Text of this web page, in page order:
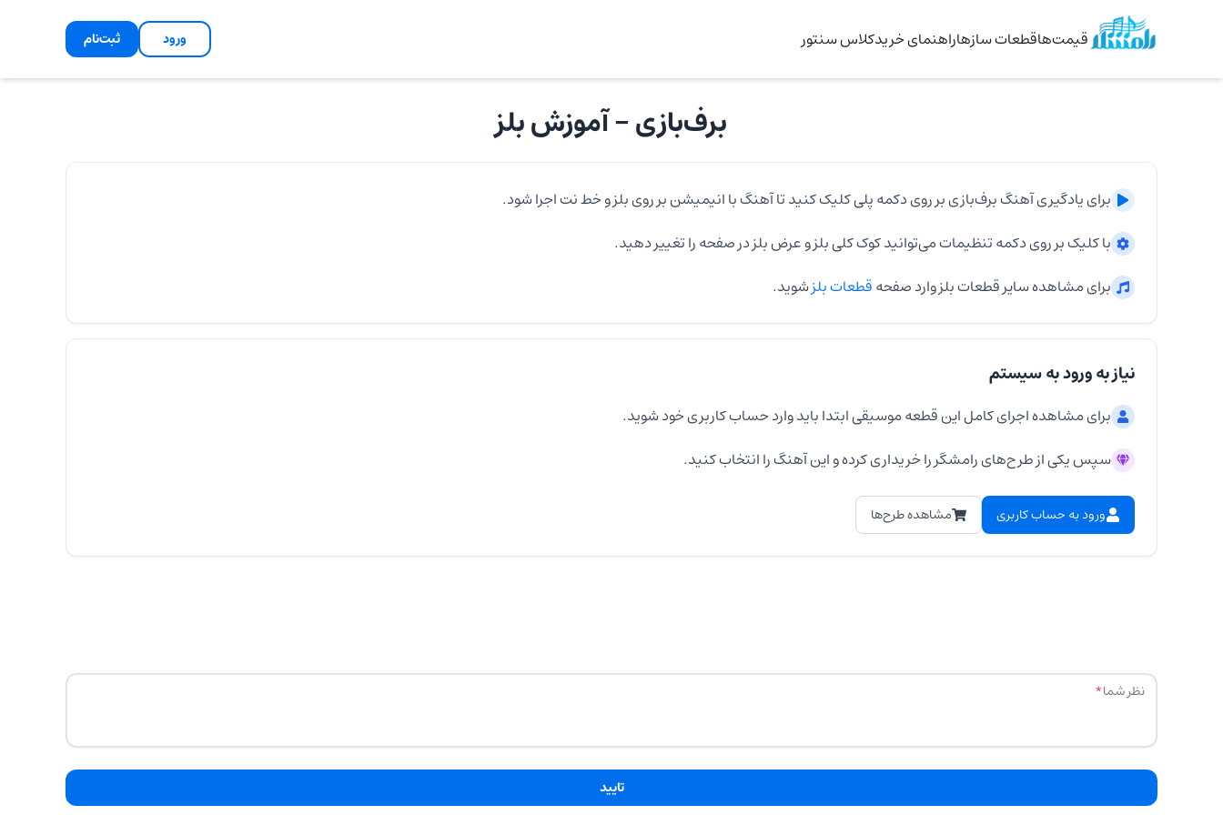
قیمت‌هاقطعات سازهاراهنمای خریدکلاس سنتور ورود ثبت‌نام
برف‌بازی- آموزشبلز
برای یادگیری آهنگبرف‌بازیبر روی دکمه پلی کلیک کنید تا آهنگ با انیمیشن بر رویبلزو خط نت اجرا شود.
با کلیک بر روی دکمه تنظیمات می‌توانید کوک کلیبلزو عرضبلزدر صفحه را تغییر دهید.
برای مشاهده سایر قطعاتبلزوارد صفحهقطعاتبلزشوید.
نیاز به ورود به سیستم
برای مشاهده اجرای کامل این قطعه موسیقی ابتدا باید وارد حساب کاربری خود شوید.
سپس یکی از طرح‌های رامشگر را خریداری کرده و این آهنگ را انتخاب کنید.
ورود به حساب کاربری مشاهده طرح‌ها
نظر شما
تایید